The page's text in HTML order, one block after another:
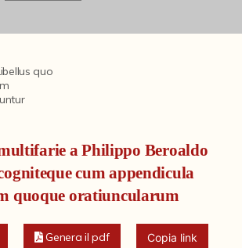
quo
a Philippo Beroaldo
cum appendicula
quoque oratiuncularum
Genera il pdf Copia link